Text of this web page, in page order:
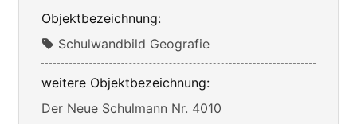
Objektbezeichnung:
Schulwandbild Geografie
weitere Objektbezeichnung:
Der Neue Schulmann Nr. 4010